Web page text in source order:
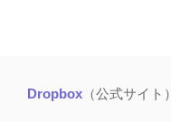
Dropbox （公式サイト）